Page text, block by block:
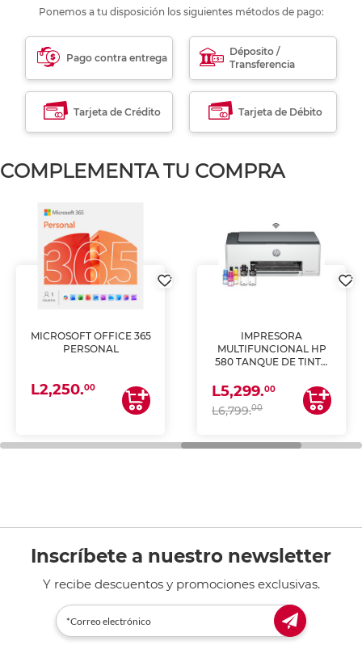
Ponemos a tu disposición los siguientes métodos de pago:
Pago contra entrega
Déposito /
Transferencia
Tarjeta de Crédito Tarjeta de Débito
COMPLEMENTA TU COMPRA
MICROSOFT OFFICE 365
PERSONAL
L2,250.00
IMPRESORA
MULTIFUNCIONAL HP
580 TANQUE DE TINTA
ESCANEA)
L5,299.00
L6,799.00
Inscríbete a nuestro newsletter
Y recibe descuentos y promociones exclusivas.